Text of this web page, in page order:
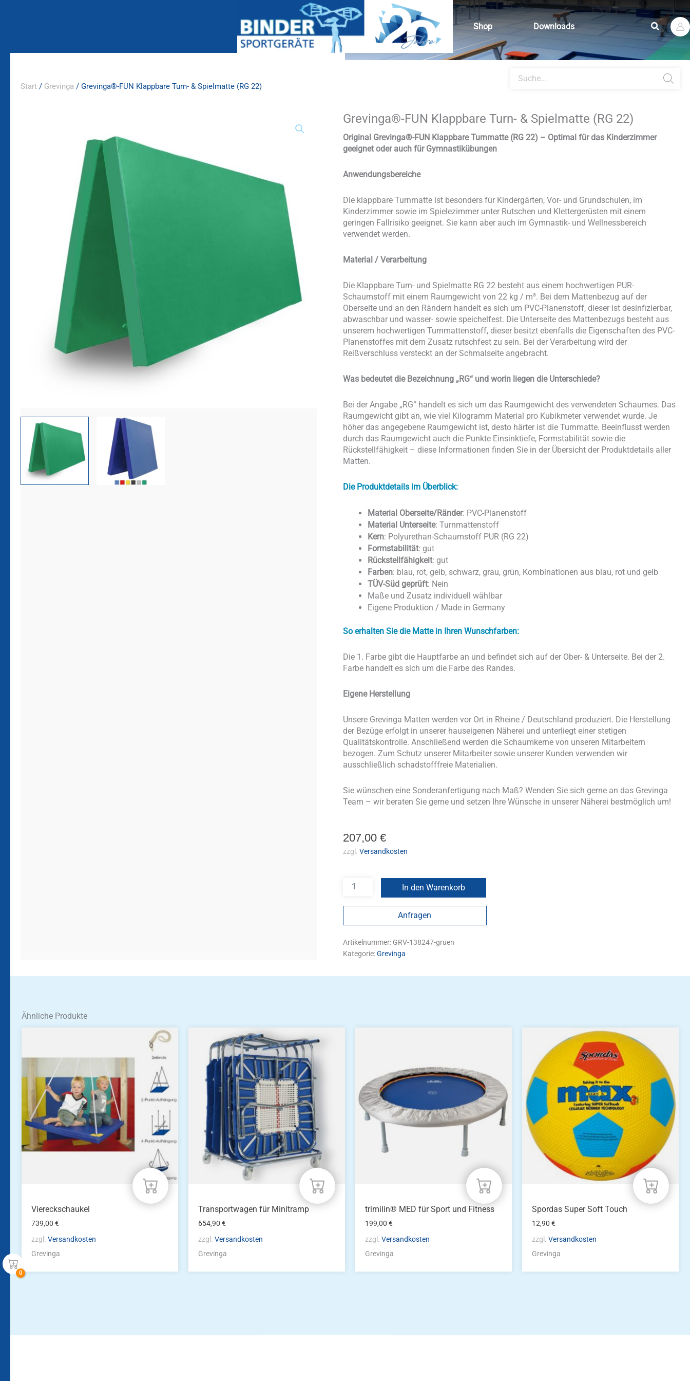
Shop Downloads Suchen
search
Start / Grevinga / Grevinga®-FUN Klappbare Turn- & Spielmatte (RG 22)
Grevinga®-FUN Klappbare Turn- & Spielmatte (RG 22)
Original Grevinga®-FUN Klappbare Turnmatte (RG 22) – Optimal für das Kinderzimmer
geeignet oder auch für Gymnastikübungen
Anwendungsbereiche
Die klappbare Turnmatte ist besonders für Kindergärten, Vor- und Grundschulen, im
Kinderzimmer sowie im Spielezimmer unter Rutschen und Klettergerüsten mit einem
geringen Fallrisiko geeignet. Sie kann aber auch im Gymnastik- und Wellnessbereich
verwendet werden.
Material / Verarbeitung
Die Klappbare Turn- und Spielmatte RG 22 besteht aus einem hochwertigen PUR-
Schaumstoff mit einem Raumgewicht von 22 kg / m³. Bei dem Mattenbezug auf der
Oberseite und an den Rändern handelt es sich um PVC-Planenstoff, dieser ist desinfizierbar,
abwaschbar und wasser- sowie speichelfest. Die Unterseite des Mattenbezugs besteht aus
unserem hochwertigen Turnmattenstoff, dieser besitzt ebenfalls die Eigenschaften des PVC-
Planenstoffes mit dem Zusatz rutschfest zu sein. Bei der Verarbeitung wird der
Reißverschluss versteckt an der Schmalseite angebracht.
Was bedeutet die Bezeichnung „RG“ und worin liegen die Unterschiede?
Bei der Angabe „RG“ handelt es sich um das Raumgewicht des verwendeten Schaumes. Das
Raumgewicht gibt an, wie viel Kilogramm Material pro Kubikmeter verwendet wurde. Je
höher das angegebene Raumgewicht ist, desto härter ist die Turnmatte. Beeinflusst werden
durch das Raumgewicht auch die Punkte Einsinktiefe, Formstabilität sowie die
Rückstellfähigkeit – diese Informationen finden Sie in der Übersicht der Produktdetails aller
Matten.
Die Produktdetails im Überblick:
Material Oberseite/Ränder: PVC-Planenstoff
Material Unterseite: Turnmattenstoff
Kern: Polyurethan-Schaumstoff PUR (RG 22)
Formstabilität: gut
Rückstellfähigkeit: gut
Farben: blau, rot, gelb, schwarz, grau, grün, Kombinationen aus blau, rot und gelb
TÜV-Süd geprüft: Nein
Maße und Zusatz individuell wählbar
Eigene Produktion / Made in Germany
So erhalten Sie die Matte in Ihren Wunschfarben:
Die 1. Farbe gibt die Hauptfarbe an und befindet sich auf der Ober- & Unterseite. Bei der 2.
Farbe handelt es sich um die Farbe des Randes.
Eigene Herstellung
Unsere Grevinga Matten werden vor Ort in Rheine / Deutschland produziert. Die Herstellung
der Bezüge erfolgt in unserer hauseigenen Näherei und unterliegt einer stetigen
Qualitätskontrolle. Anschließend werden die Schaumkerne von unseren Mitarbeitern
bezogen. Zum Schutz unserer Mitarbeiter sowie unserer Kunden verwenden wir
ausschließlich schadstofffreie Materialien.
Sie wünschen eine Sonderanfertigung nach Maß? Wenden Sie sich gerne an das Grevinga
Team – wir beraten Sie gerne und setzen Ihre Wünsche in unserer Näherei bestmöglich um!
207,00 €
zzgl. Versandkosten
Grevinga®-
Klappbare
Turn-
(RG
Menge
In den Warenkorb
Anfragen
Artikelnummer: GRV-138247-gruen
Kategorie:Grevinga
Ähnliche Produkte
Viereckschaukel
739,00€
zzgl.Versandkosten
Grevinga
Transportwagen für Minitramp
654,90€
zzgl.Versandkosten
Grevinga
trimilin® MED für Sport und Fitness
199,00€
zzgl.Versandkosten
Grevinga
Spordas Super Soft Touch
12,90€
zzgl.Versandkosten
Grevinga